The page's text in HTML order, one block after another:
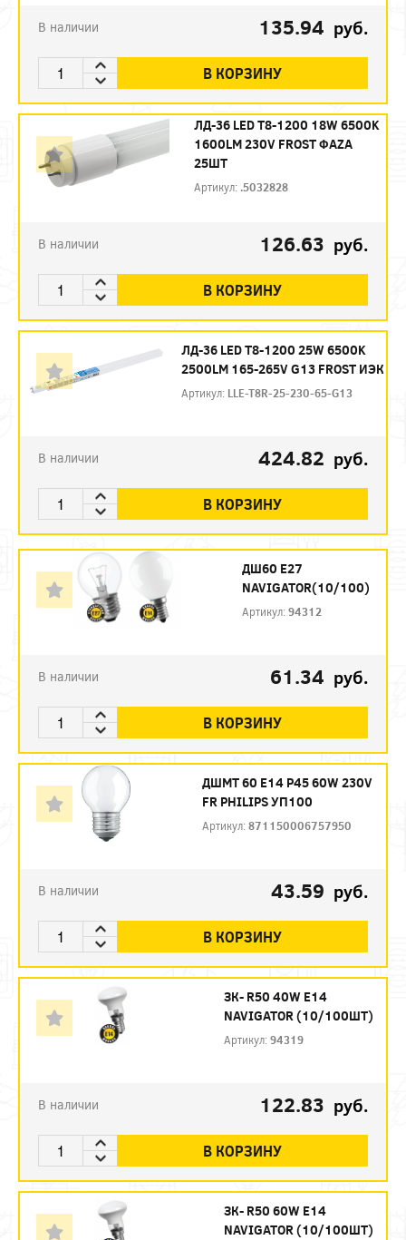
В наличии 135.94 руб.
В КОРЗИНУ
ЛД-36 LED Т8-1200 18W 6500K
1600LM 230V FROST ФAZA
25ШТ
Артикул: .5032828
В наличии 126.63 руб.
В КОРЗИНУ
ЛД-36 LED Т8-1200 25W 6500K
2500LM 165-265V G13 FROST ИЭК
Артикул: LLE-T8R-25-230-65-G13
В наличии 424.82 руб.
В КОРЗИНУ
ДШ60 Е27
NAVIGATOR(10/100)
Артикул:94312
В наличии 61.34 руб.
В КОРЗИНУ
ДШМТ 60 Е14 P45 60W 230V
FR PHILIPS УП100
Артикул:871150006757950
В наличии 43.59 руб.
В КОРЗИНУ
ЗК- R50 40W E14
NAVIGATOR (10/100ШТ)
Артикул:94319
В наличии 122.83 руб.
В КОРЗИНУ
ЗК- R50 60W E14
NAVIGATOR (10/100ШТ)